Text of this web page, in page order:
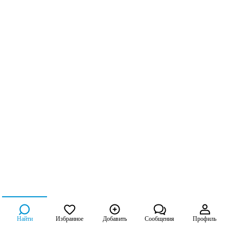
Найти Избранное Добавить Сообщения Профиль